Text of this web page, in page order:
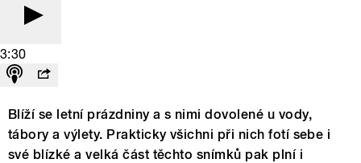
3:30
Blíží se letní prázdniny a s nimi dovolené u vody,
tábory a výlety. Prakticky všichni při nich fotí sebe i
své blízké a velká část těchto snímků pak plní i